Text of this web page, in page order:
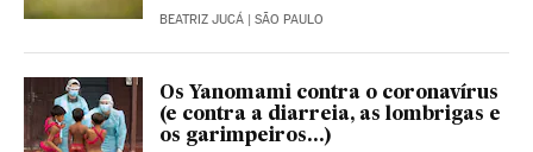
BEATRIZ JUCÁ | SÃO PAULO
Os Yanomami contra o coronavírus
(e contra a diarreia, as lombrigas e
os garimpeiros...)